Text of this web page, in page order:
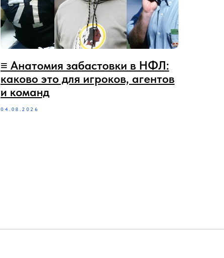
≡ Анатомия забастовки в НФЛ:
каково это для игроков, агентов
и команд
04.08.2026